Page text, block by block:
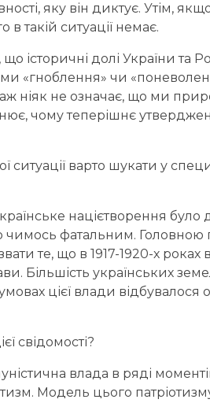
яку він диктує. Утім,
такій ситуації немає.
історичні долі України та
«гноблення» чи
ніяк не означає, що ми
чому теперішнє
ситуації варто шукати у
націєтворення було
чимось фатальним.
те, що в 1917-1920-х роках
Більшість українських
цієї влади
свідомості?
влада в ряді
Модель цього